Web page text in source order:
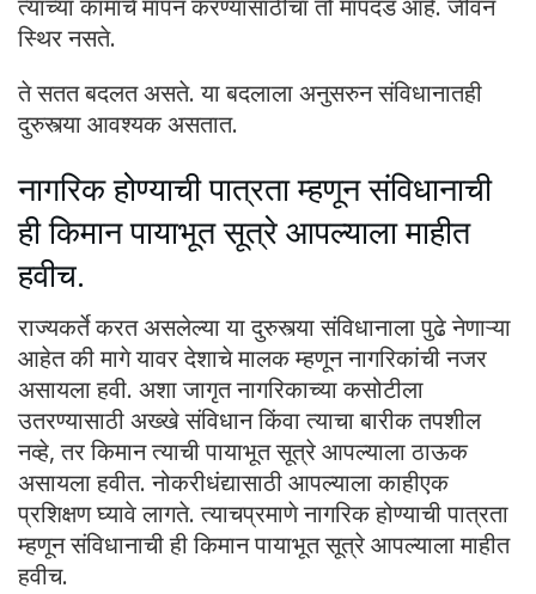
त्यांच्या कामाचे मापन करण्यासाठीचा तो मापदंड आहे. जीवन
स्थिर नसते.
ते सतत बदलत असते. या बदलाला अनुसरुन संविधानातही
दुरुस्त्या आवश्यक असतात.
नागरिक होण्याची पात्रता म्हणून संविधानाची
ही किमान पायाभूत सूत्रे आपल्याला माहीत
हवीच.
राज्यकर्ते करत असलेल्या या दुरुस्त्या संविधानाला पुढे नेणाऱ्या
आहेत की मागे यावर देशाचे मालक म्हणून नागरिकांची नजर
असायला हवी. अशा जागृत नागरिकाच्या कसोटीला
उतरण्यासाठी अख्खे संविधान किंवा त्याचा बारीक तपशील
नव्हे, तर किमान त्याची पायाभूत सूत्रे आपल्याला ठाऊक
असायला हवीत. नोकरीधंद्यासाठी आपल्याला काहीएक
प्रशिक्षण घ्यावे लागते. त्याचप्रमाणे नागरिक होण्याची पात्रता
म्हणून संविधानाची ही किमान पायाभूत सूत्रे आपल्याला माहीत
हवीच.